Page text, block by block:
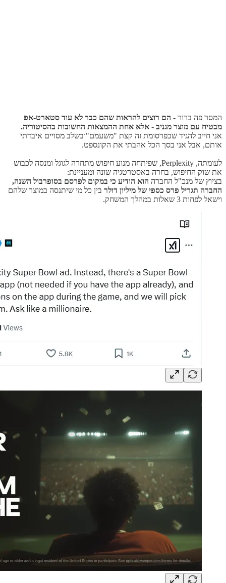
המסר פה ברור - הם רוצים להראות שהם כבר לא עוד סטארט-אפ
מבטיח עם מוצר מגניב - אלא אחת ההמצאות החשובות בהסיטוריה.
אני חייב להגיד שכפרסומת זה קצת "משעמם"ובשלב מסויים איבדתי
אותם, אבל אני בסך הכל אהבתי את הקונספט.
לעומתה, Perplexity, שפיתחה מנוע חיפוש מתחרה לגוגל ומנסה לכבוש
את שוק החיפוש, בחרה באסטרטגיה שונה ומעניינת:
בציוץ של מנכ"ל החברה הוא הודיע כי במקום לפרסם בסופרבול השנה,
החברה תגריל פרס כספי של מיליון דולר בין כל מי שיתנסה במוצר שלהם
וישאל לפחות 3 שאלות במהלך המשחק.